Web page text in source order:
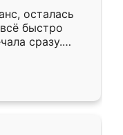
осталась
быстро
сразу.
подошёл к
Собрали
даже